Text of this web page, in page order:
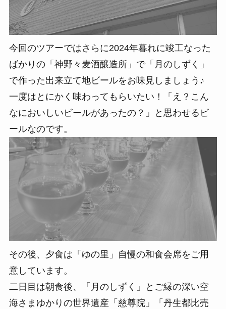
今回のツアーではさらに2024年暮れに竣工なった
ばかりの「神野々麦酒醸造所」で「月のしずく」
で作った出来立て地ビールをお味見しましょう♪
一度はとにかく味わってもらいたい！「え？こん
なにおいしいビールがあったの？」と思わせるビ
ールなのです。
その後、夕食は「ゆの里」自慢の和食会席をご用
意しています。
二日目は朝食後、「月のしずく」とご縁の深い空
海さまゆかりの世界遺産「慈尊院」「丹生都比売